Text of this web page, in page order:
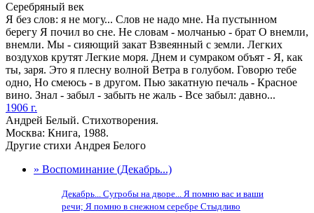
Серебряный век
Я без слов: я не могу... Слов не надо мне. На пустынном
берегу Я почил во сне. Не словам - молчанью - брат О внемли,
внемли. Мы - сияющий закат Взвеянный с земли. Легких
воздухов крутят Легкие моря. Днем и сумраком объят - Я, как
ты, заря. Это я плесну волной Ветра в голубом. Говорю тебе
одно, Но смеюсь - в другом. Пью закатную печаль - Красное
вино. Знал - забыл - забыть не жаль - Все забыл: давно...
1906 г.
Андрей Белый. Стихотворения.
Москва: Книга, 1988.
Другие стихи Андрея Белого
» Воспоминание (Декабрь...)
Декабрь... Сугробы на дворе... Я помню вас и ваши
речи; Я помню в снежном серебре Стыдливо